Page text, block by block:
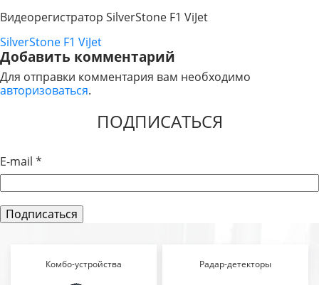
Видеорегистратор SilverStone F1 ViJet
НАВИГАЦИЯ
ПО
ЗАПИСЯМ
SilverStone F1 ViJet
Добавить комментарий
Для отправки комментария вам необходимо
авторизоваться.
ПОДПИСАТЬСЯ
E-mail *
Комбо-устройства Радар-детекторы